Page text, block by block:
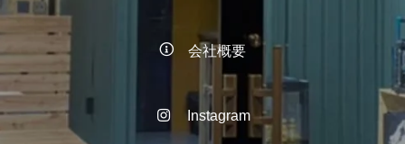
会社概要
Instagram